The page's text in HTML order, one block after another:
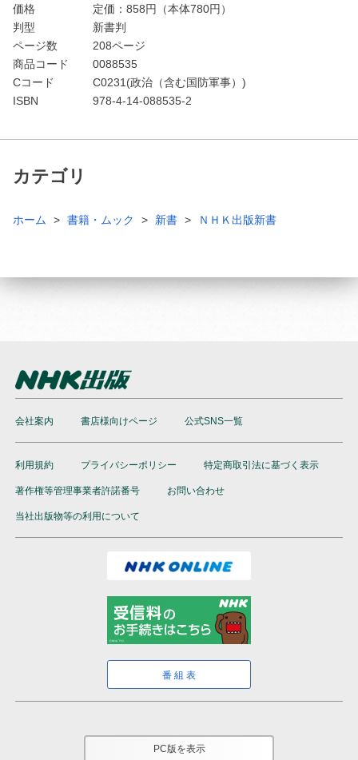
価格
定価： 858円（本体780円）
判型
新書判
ページ数
208ページ
商品コード
0088535
Cコード
C0231(政治（含む国防軍事）)
ISBN
978-4-14-088535-2
カテゴリ
ホーム 書籍・ムック 新書 ＮＨＫ出版新書
会社案内 書店様向けページ 公式SNS一覧
利用規約 プライバシーポリシー 特定商取引法に基づく表示
著作権等管理事業者許諾番号 お問い合わせ
当社出版物等の利用について
番組表
PC版を表示